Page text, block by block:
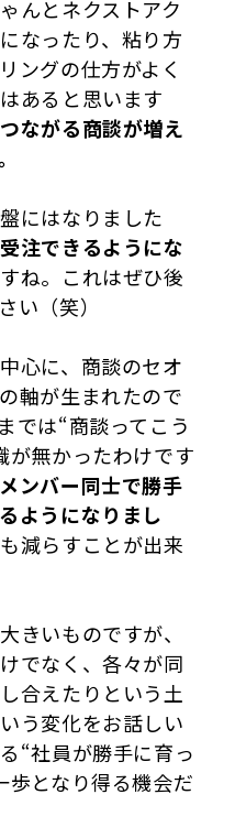
んとネクストアク
なったり、粘り方
ングの仕方がよく
あると思います
ながる商談が増え
にはなりました
注できるようにな
ね。これはぜひ後
い（笑）
心に、商談のセオ
軸が生まれたので
では“商談ってこう
が無かったわけです
メンバー同士で勝手
ようになりまし
減らすことが出来
きいものですが、
でなく、各々が同
合えたりという土
う変化をお話しい
“社員が勝手に育っ
歩となり得る機会だ